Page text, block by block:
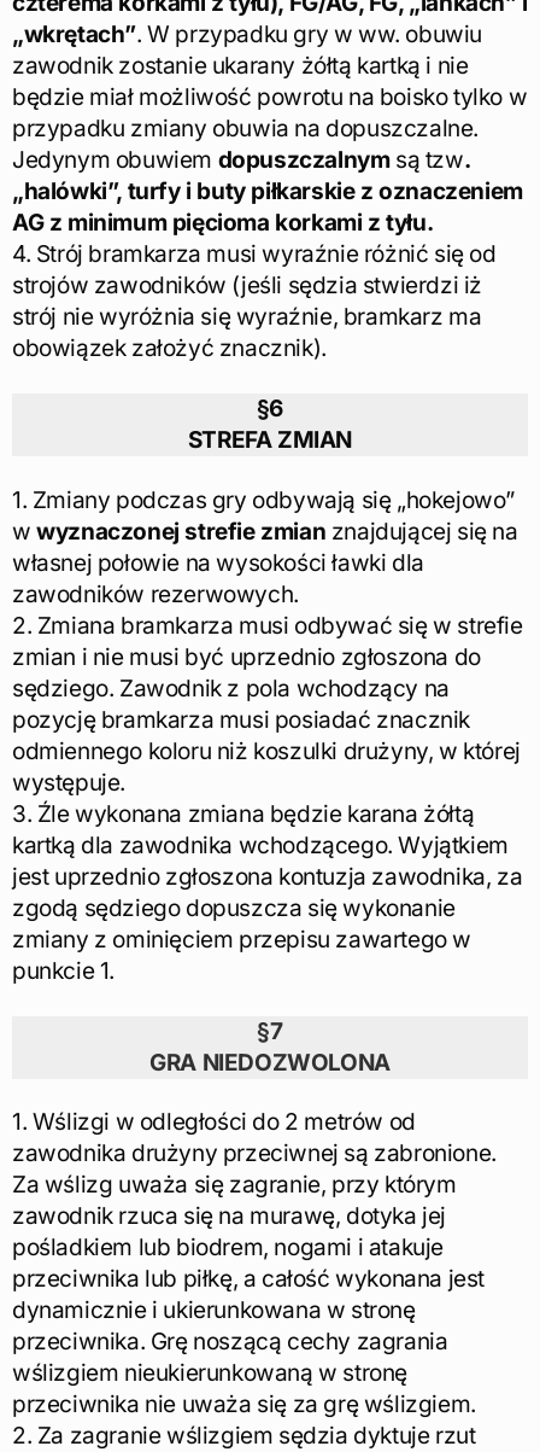
„wkrętach”. W przypadku gry w ww. obuwiu
zawodnik zostanie ukarany żółtą kartką i nie
będzie miał możliwość powrotu na boisko tylko w
przypadku zmiany obuwia na dopuszczalne.
Jedynym obuwiem dopuszczalnymsą tzw.
„halówki”, turfy i buty piłkarskie z oznaczeniem
AG z minimum pięcioma korkami z tyłu.
4. Strój bramkarza musi wyraźnie różnić się od
strojów zawodników (jeśli sędzia stwierdzi iż
strój nie wyróżnia się wyraźnie, bramkarz ma
obowiązek założyć znacznik).
§6
STREFA ZMIAN
1. Zmiany podczas gry odbywają się „hokejowo”
wwyznaczonej strefie zmian znajdującej się na
własnej połowie na wysokości ławki dla
zawodników rezerwowych.
2. Zmiana bramkarza musi odbywać się w strefie
zmian i nie musi być uprzednio zgłoszona do
sędziego. Zawodnik z pola wchodzący na
pozycję bramkarza musi posiadać znacznik
odmiennego koloru niż koszulki drużyny, w której
występuje.
3. Źle wykonana zmiana będzie karana żółtą
kartką dla zawodnika wchodzącego. Wyjątkiem
jest uprzednio zgłoszona kontuzja zawodnika, za
zgodą sędziego dopuszcza się wykonanie
zmiany z ominięciem przepisu zawartego w
punkcie 1.
§7
GRA NIEDOZWOLONA
1. Wślizgi w odległości do 2 metrów od
zawodnika drużyny przeciwnej są zabronione.
Za wślizg uważa się zagranie, przy którym
zawodnik rzuca się na murawę, dotyka jej
pośladkiem lub biodrem, nogami i atakuje
przeciwnika lub piłkę, a całość wykonana jest
dynamicznie i ukierunkowana w stronę
przeciwnika. Grę noszącą cechy zagrania
wślizgiem nieukierunkowaną w stronę
przeciwnika nie uważa się za grę wślizgiem.
2. Za zagranie wślizgiem sędzia dyktuje rzut